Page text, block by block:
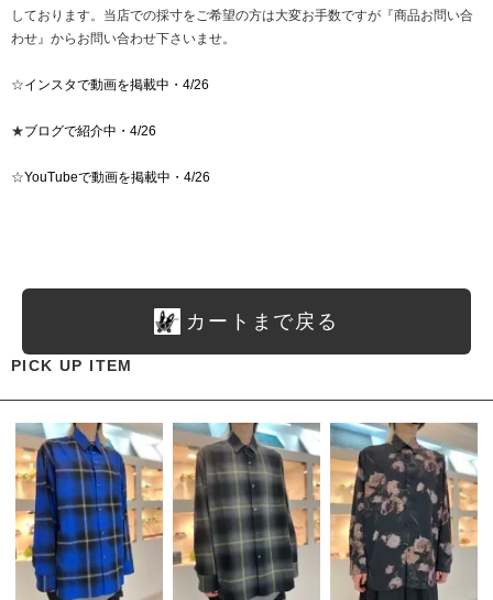
しております。当店での採寸をご希望の方は大変お手数ですが『商品お問い合
わせ』からお問い合わせ下さいませ。
☆インスタで動画を掲載中・4/26
★ブログで紹介中・4/26
☆YouTubeで動画を掲載中・4/26
カートまで戻る
PICK UP ITEM